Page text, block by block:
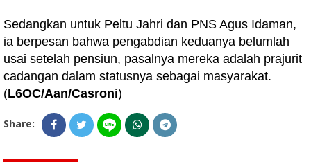
Sedangkan untuk Peltu Jahri dan PNS Agus Idaman,
ia berpesan bahwa pengabdian keduanya belumlah
usai setelah pensiun, pasalnya mereka adalah prajurit
cadangan dalam statusnya sebagai masyarakat.
(L6OC/Aan/Casroni)
Share: